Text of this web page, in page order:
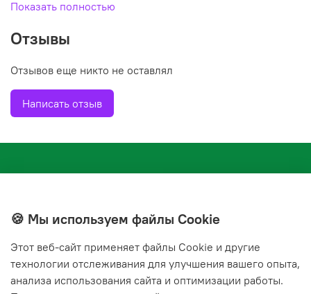
Показать полностью
Отзывы
Отзывов еще никто не оставлял
Написать отзыв
+7(843) 210-20-24
🍪 Мы используем файлы Cookie
Этот веб‑сайт применяет файлы Cookie и другие
технологии отслеживания для улучшения вашего опыта,
анализа использования сайта и оптимизации работы.